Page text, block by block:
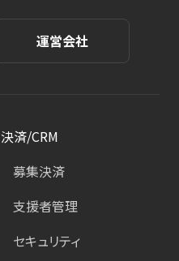
運営会社
決済/CRM
募集決済
支援者管理
セキュリティ